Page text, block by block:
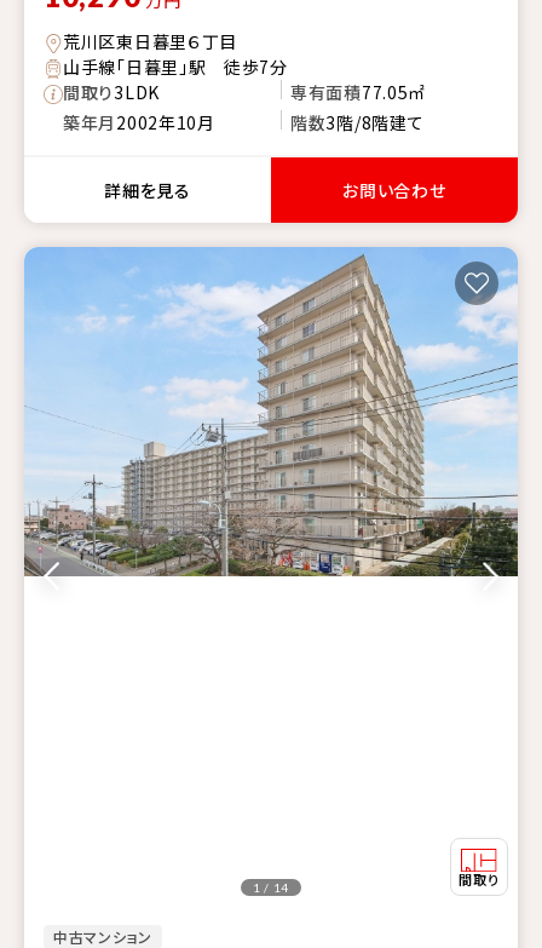
荒川区東日暮里６丁目
山手線「日暮里」駅 徒歩7分
間取り3LDK 専有面積77.05㎡
築年月 2002年10月 階数3階/8階建て
詳細を見る お問い合わせ
中古マンション
1 / 14